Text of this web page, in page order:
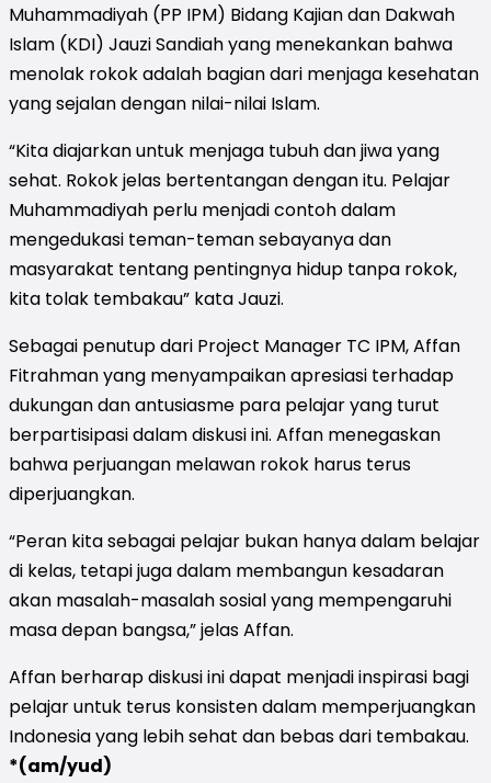
Muhammadiyah (PP IPM) Bidang Kajian dan Dakwah
Islam (KDI) Jauzi Sandiah yang menekankan bahwa
menolak rokok adalah bagian dari menjaga kesehatan
yang sejalan dengan nilai-nilai Islam.
“Kita diajarkan untuk menjaga tubuh dan jiwa yang
sehat. Rokok jelas bertentangan dengan itu. Pelajar
Muhammadiyah perlu menjadi contoh dalam
mengedukasi teman-teman sebayanya dan
masyarakat tentang pentingnya hidup tanpa rokok,
kita tolak tembakau” kata Jauzi.
Sebagai penutup dari Project Manager TC IPM, Affan
Fitrahman yang menyampaikan apresiasi terhadap
dukungan dan antusiasme para pelajar yang turut
berpartisipasi dalam diskusi ini. Affan menegaskan
bahwa perjuangan melawan rokok harus terus
diperjuangkan.
“Peran kita sebagai pelajar bukan hanya dalam belajar
di kelas, tetapi juga dalam membangun kesadaran
akan masalah-masalah sosial yang mempengaruhi
masa depan bangsa,” jelas Affan.
Affan berharap diskusi ini dapat menjadi inspirasi bagi
pelajar untuk terus konsisten dalam memperjuangkan
Indonesia yang lebih sehat dan bebas dari tembakau.
*(am/yud)